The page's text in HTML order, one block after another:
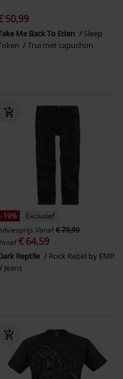
50,99
Me Back To Eden
Sleep
Trui met capuchon
-19%
Exclusief
Vanaf€ 79,99
€ 64,59
Reptile
Rock Rebel by EMP
Jeans